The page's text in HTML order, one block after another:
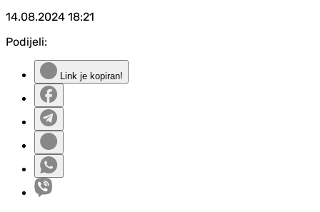
14.08.2024 18:21
Podijeli:
Link je kopiran!